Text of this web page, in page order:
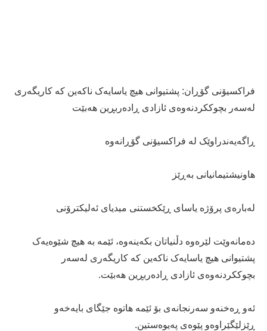
فراکسیۆنی گۆڕان: پشتیوانی ھیچ یاسایەک ناکەین کە کاریگەری
لەسەر بچوککردنەوەی ئازادی ڕادەربڕین ھەبێت
ڕاگەیەندراوێک لە فراکسیۆنی گۆڕانەوە
ھاونیشتیمانیانی بەڕێز
لەبارەی پرۆژە یاسای ڕێکخستنی میدیای ئەلیکترۆنی
دەمانەوێت لێرەوە دڵنیاتان بکەینەوە، ئێمە بە ھیچ شێوەیەک
پشتیوانی ھیچ یاسایەک ناکەین کە کاریگەری لەسەر
بچوککردنەوەی ئازادی ڕادەربڕین ھەبێت.
ئەو ڕەخنەو سەرنجانەی بۆ ئێمە ھاتوە جێگای بایەخەو
ڕێزلێگێراوەو پێوەی پەیوەستین.